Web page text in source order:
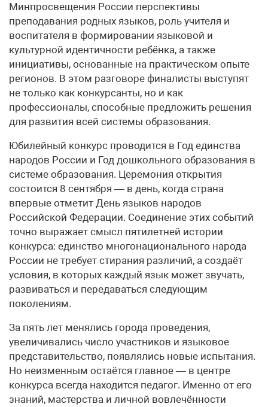
Минпросвещения России перспективы
преподавания родных языков, роль учителя и
воспитателя в формировании языковой и
культурной идентичности ребёнка, а также
инициативы, основанные на практическом опыте
регионов. В этом разговоре финалисты выступят
не только как конкурсанты, но и как
профессионалы, способные предложить решения
для развития всей системы образования.
Юбилейный конкурс проводится в Год единства
народов России и Год дошкольного образования в
системе образования. Церемония открытия
состоится 8 сентября — в день, когда страна
впервые отметит День языков народов
Российской Федерации. Соединение этих событий
точно выражает смысл пятилетней истории
конкурса: единство многонационального народа
России не требует стирания различий, а создаёт
условия, в которых каждый язык может звучать,
развиваться и передаваться следующим
поколениям.
За пять лет менялись города проведения,
увеличивались число участников и языковое
представительство, появлялись новые испытания.
Но неизменным остаётся главное — в центре
конкурса всегда находится педагог. Именно от его
знаний, мастерства и личной вовлечённости